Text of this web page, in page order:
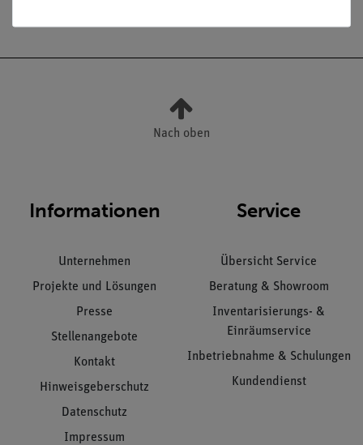
Nach oben
Informationen
Unternehmen
Projekte und Lösungen
Presse
Stellenangebote
Kontakt
Hinweisgeberschutz
Datenschutz
Impressum
Service
Übersicht Service
Beratung & Showroom
Inventarisierungs- &
Einräumservice
Inbetriebnahme & Schulungen
Kundendienst